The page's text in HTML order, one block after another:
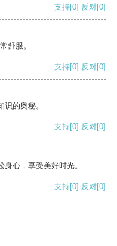
支持[0] 反对[0]
舒服。
支持[0] 反对[0]
的奥秘。
支持[0] 反对[0]
心，享受美好时光。
支持[0] 反对[0]